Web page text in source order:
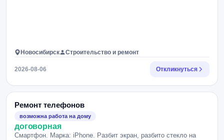
Новосибирск Строительство и ремонт
2026-08-06 Откликнуться
Ремонт телефонов
возможна работа на дому
договорная
Смартфон. Марка: iPhone. Разбит экран, разбито стекло на